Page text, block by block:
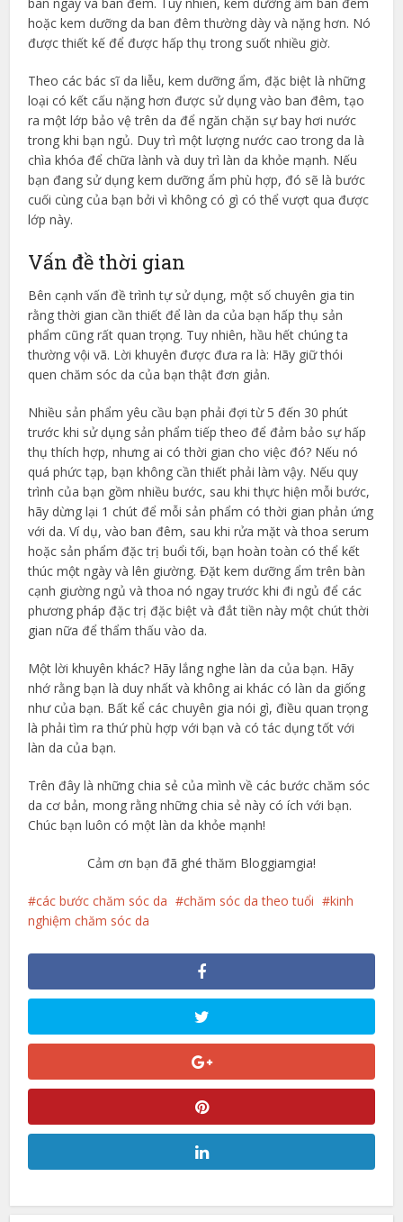
hoặc kem dưỡng da ban đêm thường dày và nặng hơn. Nó
được thiết kế để được hấp thụ trong suốt nhiều giờ.
Theo các bác sĩ da liễu, kem dưỡng ẩm, đặc biệt là những
loại có kết cấu nặng hơn được sử dụng vào ban đêm, tạo
ra một lớp bảo vệ trên da để ngăn chặn sự bay hơi nước
trong khi bạn ngủ. Duy trì một lượng nước cao trong da là
chìa khóa để chữa lành và duy trì làn da khỏe mạnh. Nếu
bạn đang sử dụng kem dưỡng ẩm phù hợp, đó sẽ là bước
cuối cùng của bạn bởi vì không có gì có thể vượt qua được
lớp này.
Vấn đề thời gian
Bên cạnh vấn đề trình tự sử dụng, một số chuyên gia tin
rằng thời gian cần thiết để làn da của bạn hấp thụ sản
phẩm cũng rất quan trọng. Tuy nhiên, hầu hết chúng ta
thường vội vã. Lời khuyên được đưa ra là: Hãy giữ thói
quen chăm sóc da của bạn thật đơn giản.
Nhiều sản phẩm yêu cầu bạn phải đợi từ 5 đến 30 phút
trước khi sử dụng sản phẩm tiếp theo để đảm bảo sự hấp
thụ thích hợp, nhưng ai có thời gian cho việc đó? Nếu nó
quá phức tạp, bạn không cần thiết phải làm vậy. Nếu quy
trình của bạn gồm nhiều bước, sau khi thực hiện mỗi bước,
hãy dừng lại 1 chút để mỗi sản phẩm có thời gian phản ứng
với da. Ví dụ, vào ban đêm, sau khi rửa mặt và thoa serum
hoặc sản phẩm đặc trị buổi tối, bạn hoàn toàn có thể kết
thúc một ngày và lên giường. Đặt kem dưỡng ẩm trên bàn
cạnh giường ngủ và thoa nó ngay trước khi đi ngủ để các
phương pháp đặc trị đặc biệt và đắt tiền này một chút thời
gian nữa để thẩm thấu vào da.
Một lời khuyên khác? Hãy lắng nghe làn da của bạn. Hãy
nhớ rằng bạn là duy nhất và không ai khác có làn da giống
như của bạn. Bất kể các chuyên gia nói gì, điều quan trọng
là phải tìm ra thứ phù hợp với bạn và có tác dụng tốt với
làn da của bạn.
Trên đây là những chia sẻ của mình về các bước chăm sóc
da cơ bản, mong rằng những chia sẻ này có ích với bạn.
Chúc bạn luôn có một làn da khỏe mạnh!
Cảm ơn bạn đã ghé thăm Bloggiamgia!
các bước chăm sóc da chăm sóc da theo tuổi
kinh
nghiệm chăm sóc da